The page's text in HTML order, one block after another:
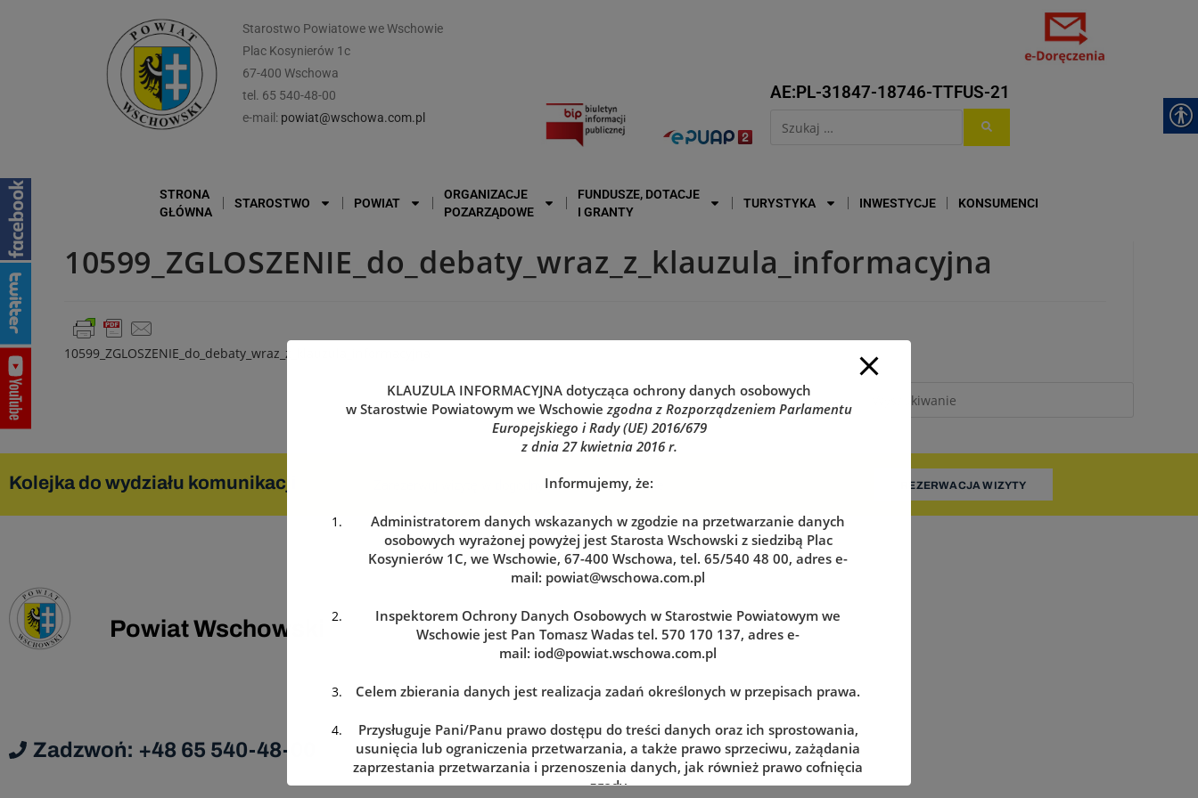
Starostwo Powiatowe we Wschowie
Plac Kosynierów 1c
67-400 Wschowa
tel. 65 540-48-00
e-mail: powiat@wschowa.com.pl
AE:PL-31847-18746-TTFUS-21
STRONA
GŁÓWNA
STAROSTWO POWIAT
ORGANIZACJE
POZARZĄDOWE
FUNDUSZE, DOTACJE
I GRANTY
TURYSTYKA INWESTYCJE KONSUMENCI
10599_ZGLOSZENIE_do_debaty_wraz_z_klauzula_informacyjna
10599_ZGLOSZENIE_do_debaty_wraz_z_klauzula_informacyjna
Kolejka do wydziału komunikacji Zarezerwuj wizytę w dogodnym dla siebie terminie REZERWACJA WIZYTY
Powiat Wschowski
Zadzwoń: +48 65 540-48-00
KLAUZULA INFORMACYJNA dotycząca ochrony danych osobowych
w Starostwie Powiatowym we Wschowie zgodna z Rozporządzeniem Parlamentu
Europejskiego i Rady (UE) 2016/679
z dnia 27 kwietnia 2016 r.
Informujemy, że:
Administratorem danych wskazanych w zgodzie na przetwarzanie danych
osobowych wyrażonej powyżej jest Starosta Wschowski z siedzibą Plac
Kosynierów 1C, we Wschowie, 67-400 Wschowa, tel. 65/540 48 00, adres e-
mail: powiat@wschowa.com.pl
Inspektorem Ochrony Danych Osobowych w Starostwie Powiatowym we
Wschowie jest Pan Tomasz Wadas tel. 570 170 137, adres e-
mail: iod@powiat.wschowa.com.pl
Celem zbierania danych jest realizacja zadań określonych w przepisach prawa.
Przysługuje Pani/Panu prawo dostępu do treści danych oraz ich sprostowania,
usunięcia lub ograniczenia przetwarzania, a także prawo sprzeciwu, zażądania
zaprzestania przetwarzania i przenoszenia danych, jak również prawo cofnięcia
zgody